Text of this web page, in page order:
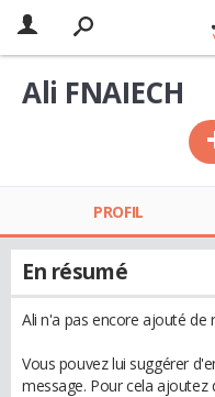
Ali FNAIECH
PROFIL
En résumé
Ali n'a pas encore ajouté de
Vous pouvez lui suggérer
message. Pour cela ajoutez